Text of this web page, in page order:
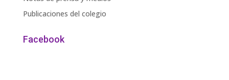
Publicaciones del colegio
Facebook